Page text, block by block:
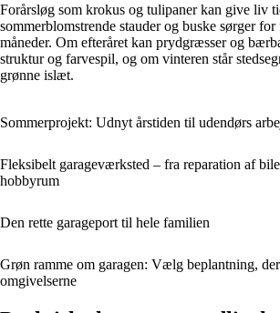
Forårsløg som krokus og tulipaner kan give liv
sommerblomstrende stauder og buske sørger
måneder. Om efteråret kan prydgræsser og
struktur og farvespil, og om vinteren står
grønne islæt.
Sommerprojekt: Udnyt årstiden til udendørs
Fleksibelt garageværksted – fra reparation af
hobbyrum
Den rette garageport til hele familien
Grøn ramme om garagen: Vælg beplantning,
omgivelserne